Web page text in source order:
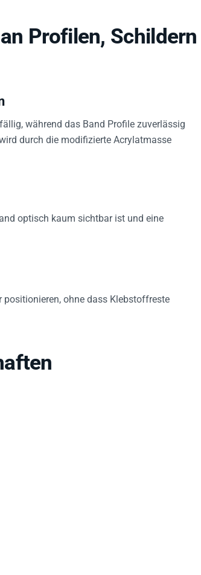
Profilen, Schildern
während das Band Profile zuverlässig
durch die modifizierte Acrylatmasse
optisch kaum sichtbar ist und eine
ohne dass Klebstoffreste